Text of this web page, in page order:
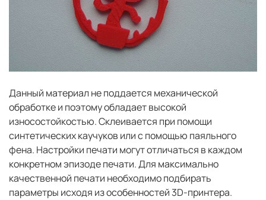
Данный материал не поддается механической
обработке и поэтому обладает высокой
износостойкостью. Склеивается при помощи
синтетических каучуков или с помощью паяльного
фена. Настройки печати могут отличаться в каждом
конкретном эпизоде печати. Для максимально
качественной печати необходимо подбирать
параметры исходя из особенностей 3D-принтера.